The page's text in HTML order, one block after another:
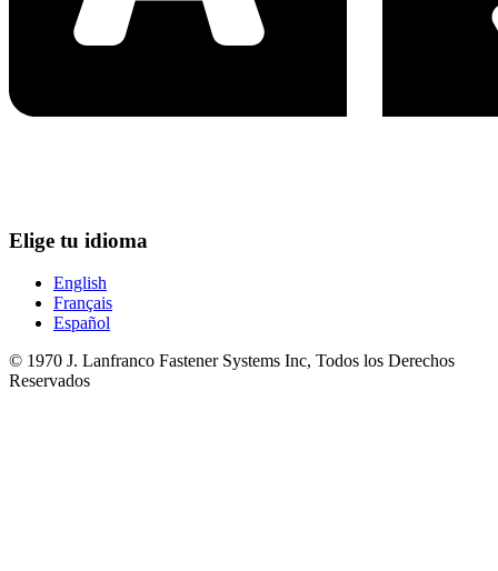
Elige tu idioma
English
Français
Español
© 1970 J. Lanfranco Fastener Systems Inc, Todos los Derechos
Reservados